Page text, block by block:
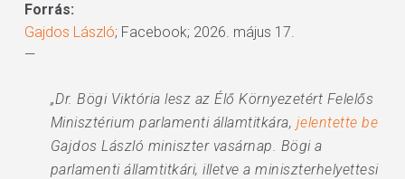
Forrás:
Gajdos László; Facebook; 2026. május 17.
—
„Dr. Bögi Viktória lesz az Élő Környezetért Felelős
Minisztérium parlamenti államtitkára, jelentette be
Gajdos László miniszter vasárnap. Bögi a
parlamenti államtitkári, illetve a miniszterhelyettesi